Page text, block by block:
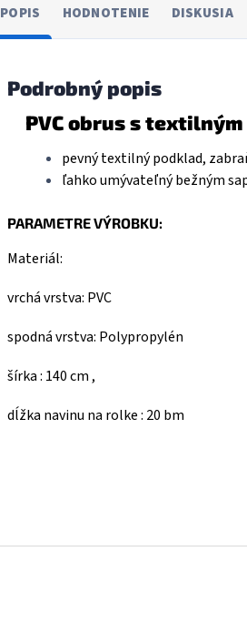
POPIS HODNOTENIE DISKUSIA
Podrobný popis
PVC obrus s
pevný textilný podklad,
ľahko umývateľný bežným
PARAMETRE VÝROBKU:
Materiál:
vrchá vrstva: PVC
spodná vrstva: Polypropylén
šírka : 140 cm ,
dĺžka navinu na rolke : 20 bm